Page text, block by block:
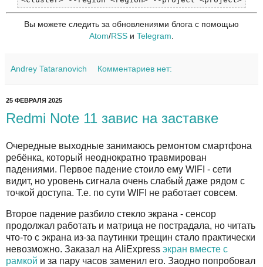
Вы можете следить за обновлениями блога с помощью
Atom/RSS и Telegram
Andrey Tataranovich Комментариев нет:
25 ФЕВРАЛЯ 2025
Redmi Note 11 завис на заставке
Очередные выходные занимаюсь ремонтом смартфона
ребёнка, который неоднократно травмирован
падениями. Первое падение стоило ему WIFI - сети
видит, но уровень сигнала очень слабый даже рядом с
точкой доступа. Т.е. по сути WIFI не работает совсем.
Второе падение разбило стекло экрана - сенсор
продолжал работать и матрица не пострадала, но читать
что-то с экрана из-за паутинки трещин стало практически
невозможно. Заказал на AliExpress экран вместе с
рамкой и за пару часов заменил его. Заодно попробовал